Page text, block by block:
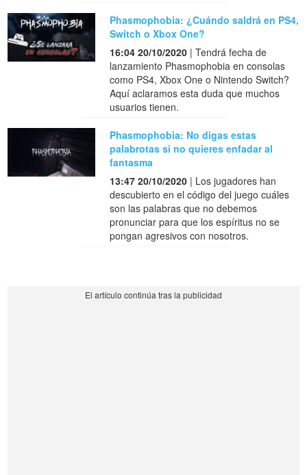
Phasmophobia: ¿Cuándo saldrá en PS4,
Switch o Xbox One?
16:04 20/10/2020 | Tendrá fecha de
lanzamiento Phasmophobia en consolas
como PS4, Xbox One o Nintendo Switch?
Aquí aclaramos esta duda que muchos
usuarios tienen.
Phasmophobia: No digas estas
palabrotas si no quieres enfadar al
fantasma
13:47 20/10/2020 | Los jugadores han
descubierto en el código del juego cuáles
son las palabras que no debemos
pronunciar para que los espíritus no se
pongan agresivos con nosotros.